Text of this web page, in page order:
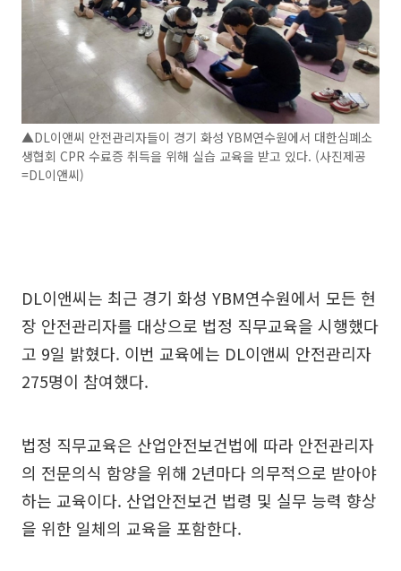
▲DL이앤씨 안전관리자들이 경기 화성 YBM연수원에서 대한심폐소
생협회 CPR 수료증 취득을 위해 실습 교육을 받고 있다. (사진제공
=DL이앤씨)
DL이앤씨는 최근 경기 화성 YBM연수원에서 모든 현
장 안전관리자를 대상으로 법정 직무교육을 시행했다
고 9일 밝혔다. 이번 교육에는 DL이앤씨 안전관리자
275명이 참여했다.
법정 직무교육은 산업안전보건법에 따라 안전관리자
의 전문의식 함양을 위해 2년마다 의무적으로 받아야
하는 교육이다. 산업안전보건 법령 및 실무 능력 향상
을 위한 일체의 교육을 포함한다.